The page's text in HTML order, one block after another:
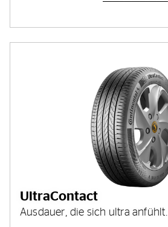
UltraContact
Ausdauer, die sich ultra anfühlt.